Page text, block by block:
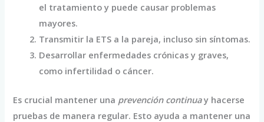
el tratamiento y puede causar problemas
mayores.
Transmitir la ETS a la pareja, incluso sin síntomas.
Desarrollar enfermedades crónicas y graves,
como infertilidad o cáncer.
Es crucial mantener una prevención continuay hacerse
pruebas de manera regular. Esto ayuda a mantener una